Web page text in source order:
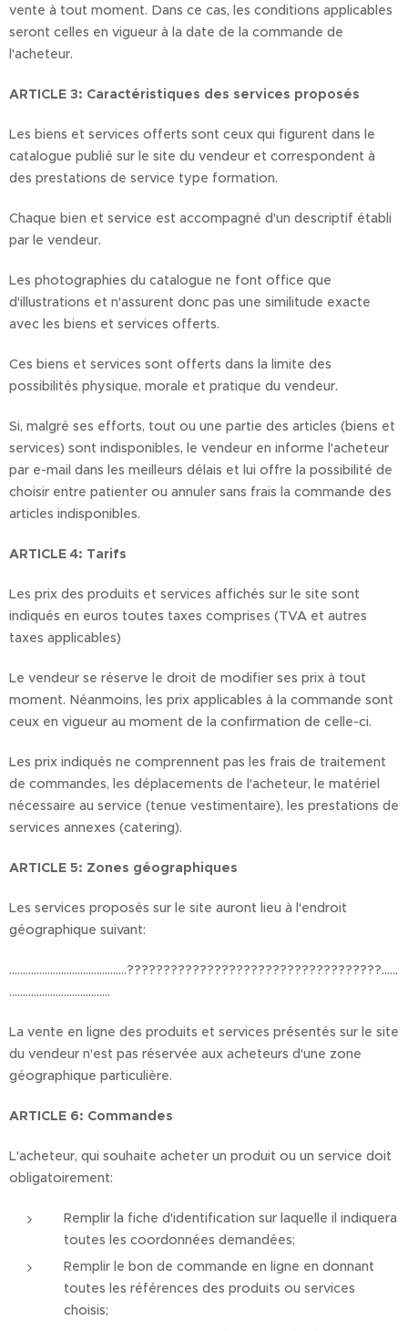
vente à tout moment. Dans ce cas, les conditions applicables
seront celles en vigueur à la date de la commande de
l'acheteur.
ARTICLE 3: Caractéristiques des services proposés
Les biens et services offerts sont ceux qui figurent dans le
catalogue publié sur le site du vendeur et correspondent à
des prestations de service type formation.
Chaque bien et service est accompagné d'un descriptif établi
par le vendeur.
Les photographies du catalogue ne font office que
d'illustrations et n'assurent donc pas une similitude exacte
avec les biens et services offerts.
Ces biens et services sont offerts dans la limite des
possibilités physique, morale et pratique du vendeur.
Si, malgré ses efforts, tout ou une partie des articles (biens et
services) sont indisponibles, le vendeur en informe l'acheteur
par e-mail dans les meilleurs délais et lui offre la possibilité de
choisir entre patienter ou annuler sans frais la commande des
articles indisponibles.
ARTICLE 4: Tarifs
Les prix des produits et services affichés sur le site sont
indiqués en euros toutes taxes comprises (TVA et autres
taxes applicables)
Le vendeur se réserve le droit de modifier ses prix à tout
moment. Néanmoins, les prix applicables à la commande sont
ceux en vigueur au moment de la confirmation de celle-ci.
Les prix indiqués ne comprennent pas les frais de traitement
de commandes, les déplacements de l'acheteur, le matériel
nécessaire au service (tenue vestimentaire), les prestations de
services annexes (catering).
ARTICLE 5: Zones géographiques
Les services proposés sur le site auront lieu à l'endroit
géographique suivant:
...........................................???????????????????????????????????......
.....................................
La vente en ligne des produits et services présentés sur le site
du vendeur n'est pas réservée aux acheteurs d'une zone
géographique particulière.
ARTICLE 6: Commandes
L'acheteur, qui souhaite acheter un produit ou un service doit
obligatoirement:
Remplir la fiche d'identification sur laquelle il indiquera
toutes les coordonnées demandées;
Remplir le bon de commande en ligne en donnant
toutes les références des produits ou services
choisis;